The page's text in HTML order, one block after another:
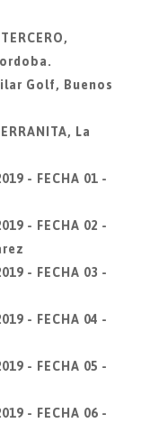
Golf, Buenos
La
- FECHA 01 -
- FECHA 02 -
- FECHA 03 -
- FECHA 04 -
- FECHA 05 -
- FECHA 06 -